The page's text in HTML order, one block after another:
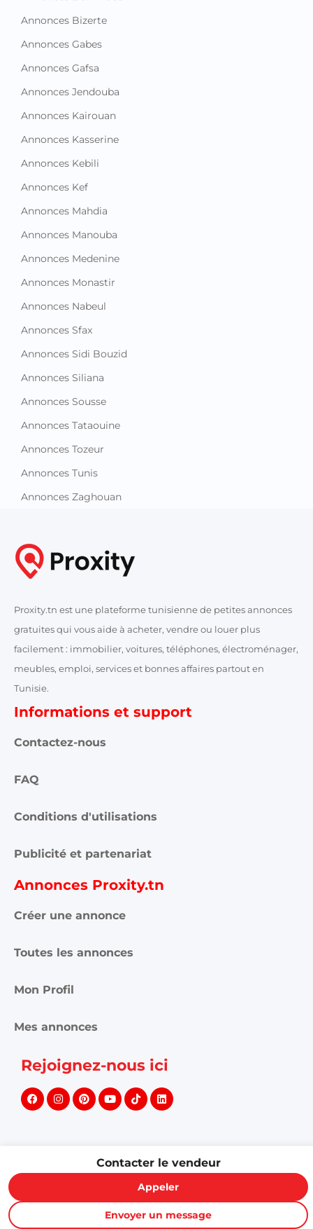
Contacter le vendeur
Appeler
Envoyer un message
Annonces Gafsa
Annonces Jendouba
Annonces Kairouan
Annonces Kasserine
Annonces Kebili
Annonces Kef
Annonces Mahdia
Annonces Manouba
Annonces Medenine
Annonces Monastir
Annonces Nabeul
Annonces Sfax
Annonces Sidi Bouzid
Annonces Siliana
Annonces Sousse
Annonces Tataouine
Annonces Tozeur
Annonces Tunis
Annonces Zaghouan
Proxity.tn est une plateforme tunisienne de petites annonces
facilement : immobilier, voitures, téléphones, électroménager,
meubles, emploi, services et bonnes affaires partout en
Tunisie.
Informations et support
FAQ
Conditions d'utilisations
Publicité et partenariat
Toutes les annonces
Mon Profil
Mes annonces
Rejoignez-nous ici